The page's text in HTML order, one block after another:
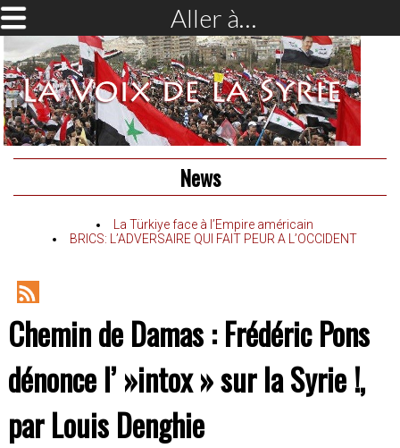
Aller à…
News
La Türkiye face à l’Empire américain
BRICS: L’ADVERSAIRE QUI FAIT PEUR A L’OCCIDENT
RSS
Feed
Chemin de Damas : Frédéric Pons
dénonce l’ »intox » sur la Syrie !,
par Louis Denghie